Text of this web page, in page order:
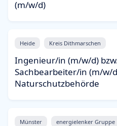
(m/w/d)
Heide Kreis Dithmarschen
Ingenieur/in (m/w/d)
Sachbearbeiter/in (m/w/
Naturschutzbehörde
Münster energielenker Gruppe